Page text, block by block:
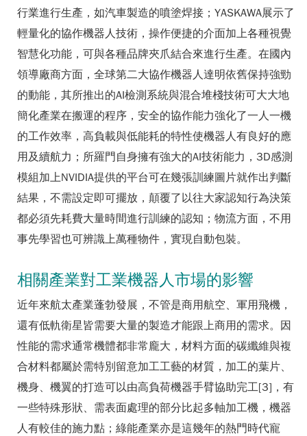
行業進行生產，如汽車製造的噴塗焊接；YASKAWA展示了
輕量化的協作機器人技術，操作便捷的介面加上各種視覺
智慧化功能，可與各種品牌夾爪結合來進行生產。在國內
領導廠商方面，全球第二大協作機器人達明依舊保持強勁
的動能，其所推出的AI檢測系統與混合堆棧技術可大大地
簡化產業在搬運的程序，安全的協作能力強化了一人一機
的工作效率，高負載與低能耗的特性使機器人有良好的應
用及續航力；所羅門自身擁有強大的AI技術能力，3D感測
模組加上NVIDIA提供的平台可在幾張訓練圖片就作出判斷
結果，不需設定即可擺放，顛覆了以往大家認知行為決策
都必須先耗費大量時間進行訓練的認知；物流方面，不用
事先學習也可辨識上萬種物件，實現自動包裝。
相關產業對工業機器人市場的影響
近年來航太產業蓬勃發展，不管是商用航空、軍用飛機，
還有低軌衛星皆需要大量的製造才能跟上商用的需求。因
性能的需求通常機體都非常龐大，材料方面的碳纖維與複
合材料都屬於需特別留意加工工藝的材質，加工的葉片、
機身、機翼的打造可以由高負荷機器手臂協助完工[3]，有
一些特殊形狀、需表面處理的部分比起多軸加工機，機器
人有較佳的施力點；綠能產業亦是這幾年的熱門時代寵